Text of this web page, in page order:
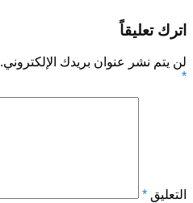
اترك تعليقاً
لن يتم نشر عنوان بريدك الإلكتروني.
*
التعليق *